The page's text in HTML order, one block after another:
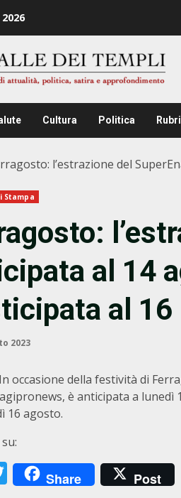
Cultura Politica
l’estrazione del
Stampa
al 14
al 16
2023
occasione della festività di
è anticipata a lunedì
16 agosto.
Twitter
Share Post